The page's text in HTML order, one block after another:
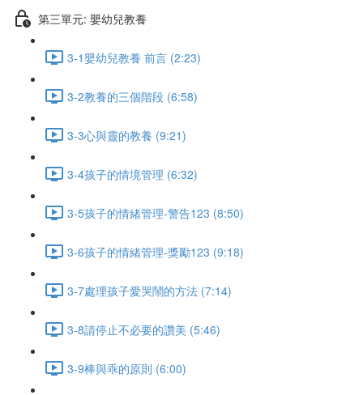
第三單元: 嬰幼兒教養
3-1嬰幼兒教養 前言 (2:23)
3-2教養的三個階段 (6:58)
3-3心與靈的教養 (9:21)
3-4孩子的情境管理 (6:32)
3-5孩子的情緒管理-警告123 (8:50)
3-6孩子的情緒管理-獎勵123 (9:18)
3-7處理孩子愛哭鬧的方法 (7:14)
3-8請停止不必要的讚美 (5:46)
3-9棒與乖的原則 (6:00)